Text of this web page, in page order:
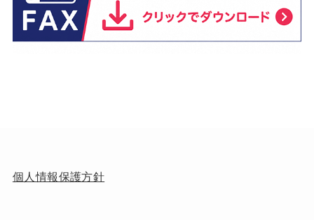
個人情報保護方針